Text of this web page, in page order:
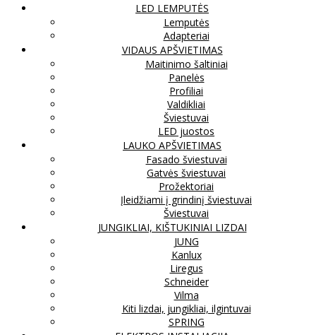
LED LEMPUTĖS
Lemputės
Adapteriai
VIDAUS APŠVIETIMAS
Maitinimo šaltiniai
Panelės
Profiliai
Valdikliai
Šviestuvai
LED juostos
LAUKO APŠVIETIMAS
Fasado šviestuvai
Gatvės šviestuvai
Prožektoriai
Įleidžiami į grindinį šviestuvai
Šviestuvai
JUNGIKLIAI, KIŠTUKINIAI LIZDAI
JUNG
Kanlux
Liregus
Schneider
Vilma
Kiti lizdai, jungikliai, ilgintuvai
SPRING